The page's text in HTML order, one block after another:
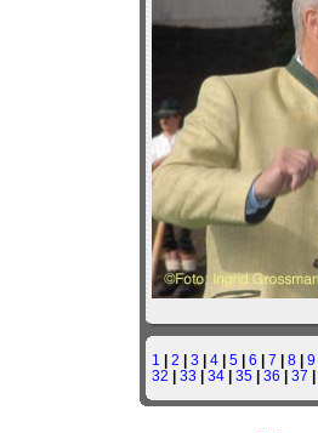
1 | 2 | 3 | 4 | 5 | 6 | 7 | 8 | 9
32 | 33 | 34 | 35 | 36 | 37 |